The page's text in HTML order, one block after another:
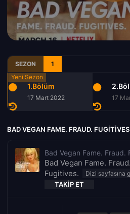
SEZON 1
1.Bölüm
17 Mart 2022 17
BAD VEGAN FAME. FRAUD.
Bad Vegan Fame. Fraud.
Bad Vegan Fame. Fraud.
Fugitives.
TAKIP ET